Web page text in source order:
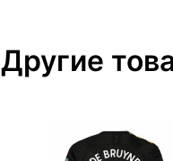
Другие